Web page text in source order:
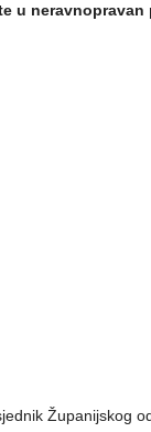
u neravnopravan
Županijskog